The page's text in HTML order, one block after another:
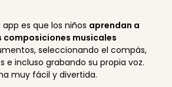
es que los niños aprendan a
composiciones musicales
seleccionando el compás,
e incluso grabando su propia voz.
muy fácil y divertida.